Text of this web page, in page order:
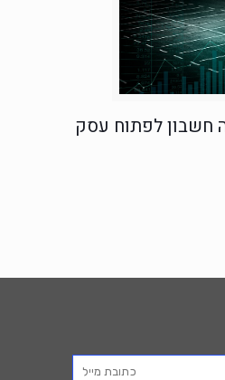
חשבון לפתוח עסק